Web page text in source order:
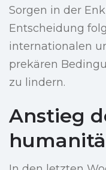
Sorgen in der
Entscheidung
internationalen
prekären
zu lindern.
Anstieg